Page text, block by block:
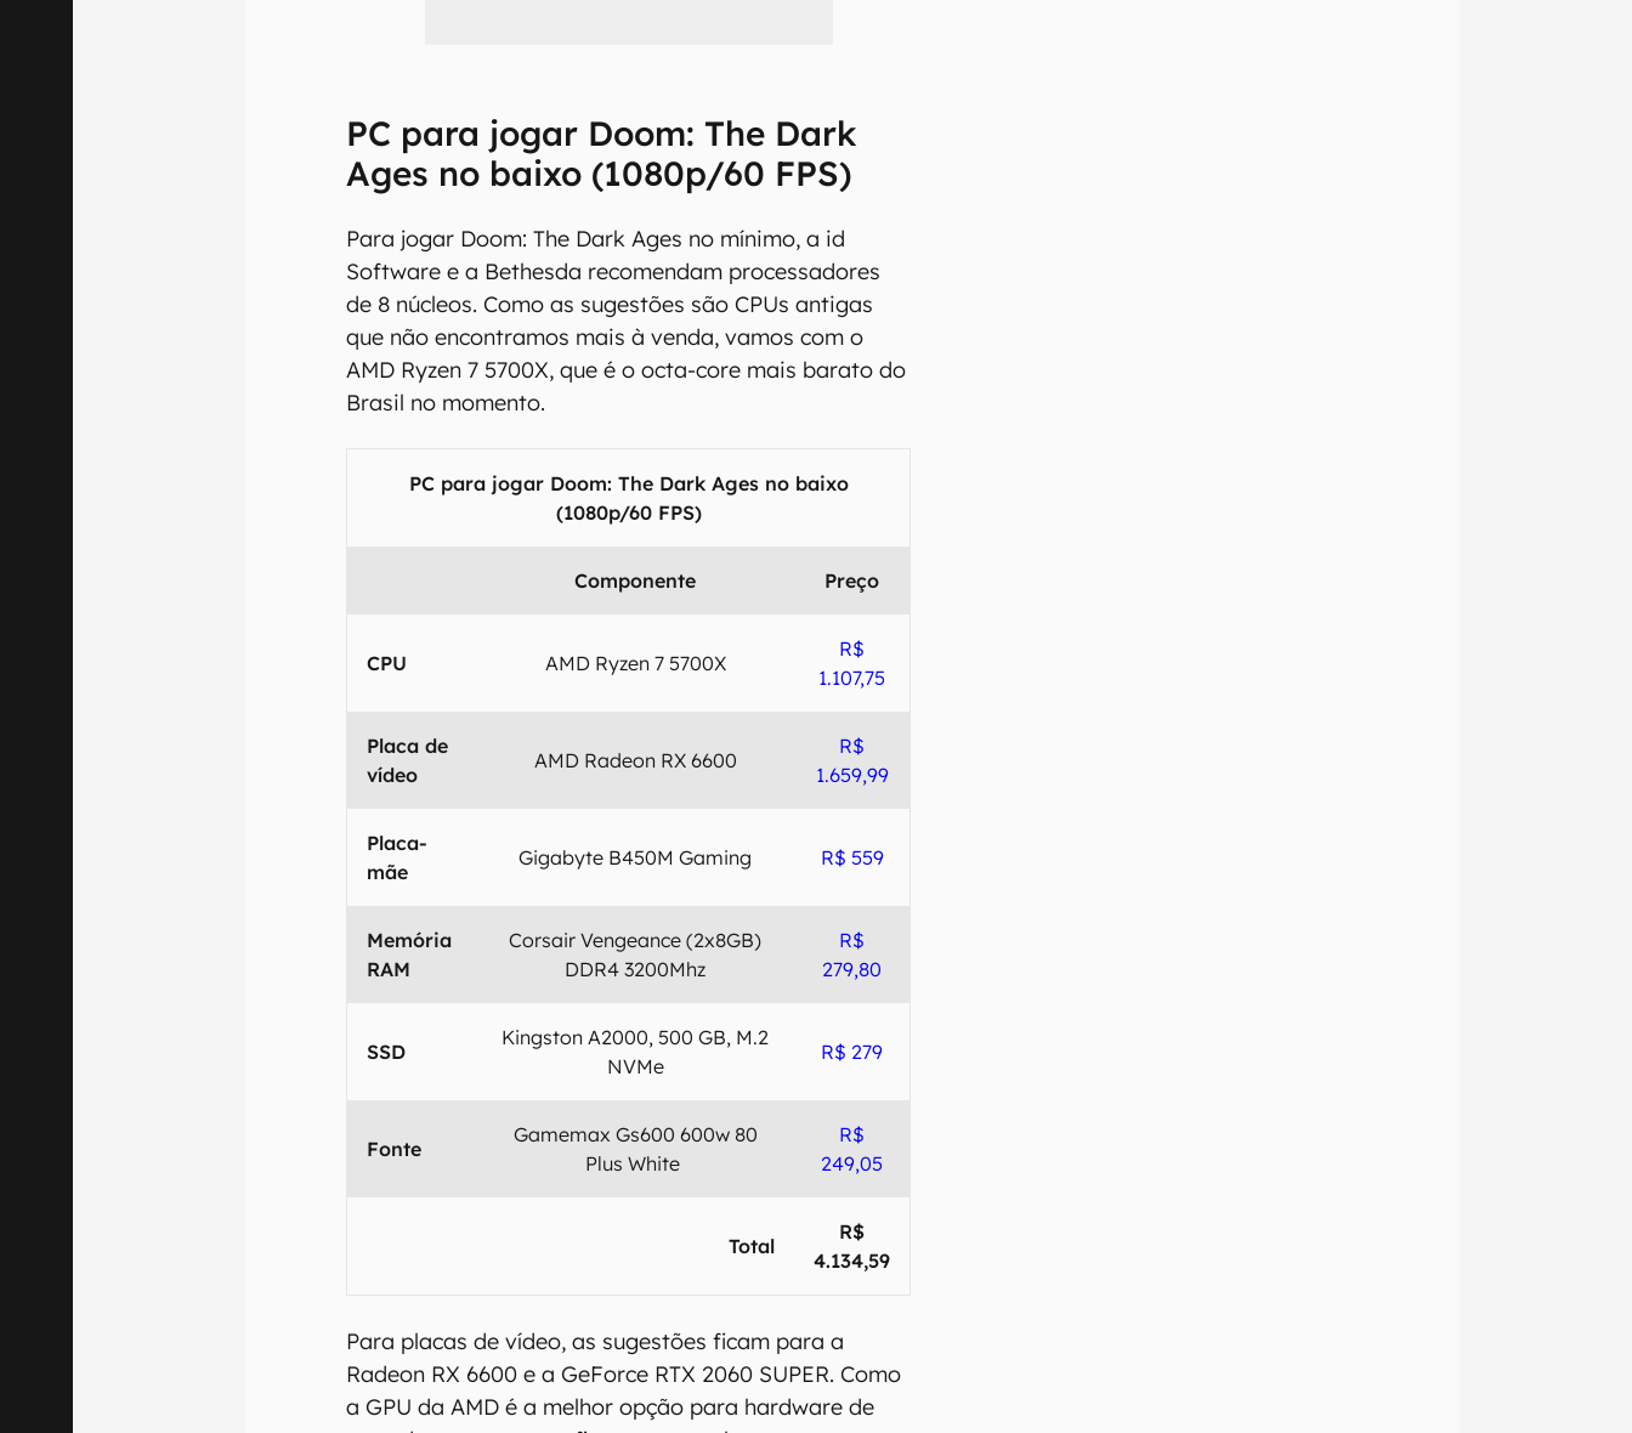
PC para jogar Doom: The Dark
Ages no baixo (1080p/60 FPS)
Para jogar Doom: The Dark Ages no mínimo, a id
Software e a Bethesda recomendam processadores
de 8 núcleos. Como as sugestões são CPUs antigas
que não encontramos mais à venda, vamos com o
AMD Ryzen 7 5700X, que é o octa-core mais barato do
Brasil no momento.
PC para jogar Doom: The Dark Ages no baixo
(1080p/60 FPS)
Componente Preço
CPU AMD Ryzen 7 5700X
R$
1.107,75
Placa de
vídeo
AMD Radeon RX 6600
R$
1.659,99
Placa-
mãe
Gigabyte B450M Gaming R$ 559
Memória
RAM
Corsair Vengeance (2x8GB)
DDR4 3200Mhz
R$
279,80
SSD
Kingston A2000, 500 GB, M.2
NVMe
R$ 279
Fonte
Gamemax Gs600 600w 80
Plus White
R$
249,05
Total
R$
4.134,59
Para placas de vídeo, as sugestões ficam para a
Radeon RX 6600 e a GeForce RTX 2060 SUPER. Como
a GPU da AMD é a melhor opção para hardware de